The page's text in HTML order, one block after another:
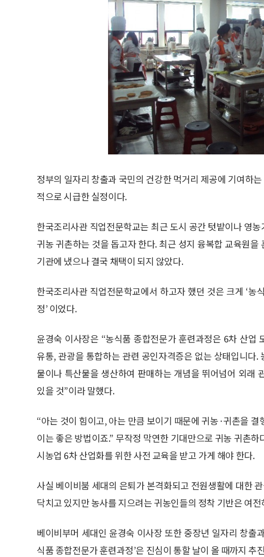
정부의 일자리 창출과 국민의 건강한 먹거리 제공에 기여하
적으로 시급한 실정이다.
한국조리사관 직업전문학교는 최근 도시 공간 텃밭이나 영
귀농 귀촌하는 것을 돕고자 한다. 최근 성지 융복합 교육원
기관에 냈으나 결국 채택이 되지 않았다.
한국조리사관 직업전문학교에서 하고자 했던 것은 크게 ‘농
정’ 이었다.
윤경숙 이사장은 “농식품 종합전문가 훈련과정은 6차 산업
유통, 관광을 통합하는 관련 공인자격증은 없는 상태입니다
물이나 특산물을 생산하여 판매하는 개념을 뛰어넘어 외래
있을 것”이라 말했다.
“아는 것이 힘이고, 아는 만큼 보이기 때문에 귀농·귀촌을
이는 좋은 방법이죠.” 무작정 막연한 기대만으로 귀농 귀촌
시농업 6차 산업화를 위한 사전 교육을 받고 가게 해야 한다.
사실 베이비붐 세대의 은퇴가 본격화되고 전원생활에 대한
닥치고 있지만 농사를 지으려는 귀농인들의 정착 기반은 여
베이비부머 세대인 윤경숙 이사장 또한 중장년 일자리 창출
식품 종합전문가 훈련과정’은 진심이 통할 날이 올 때까지 추